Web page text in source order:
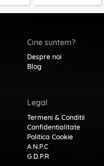
Cine suntem?
Despre noi
Blog
Legal
Termeni & Conditii
Confidentialitate
Politica Cookie
A.N.P.C
G.D.P.R